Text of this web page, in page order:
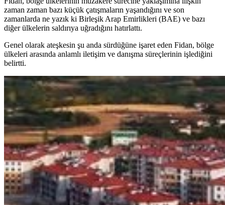
zaman zaman bazı küçük çatışmaların yaşandığını ve son
zamanlarda ne yazık ki Birleşik Arap Emirlikleri (BAE) ve bazı
diğer ülkelerin saldırıya uğradığını hatırlattı.
Genel olarak ateşkesin şu anda sürdüğüne işaret eden Fidan, bölge
ülkeleri arasında anlamlı iletişim ve danışma süreçlerinin işlediğini
belirtti.